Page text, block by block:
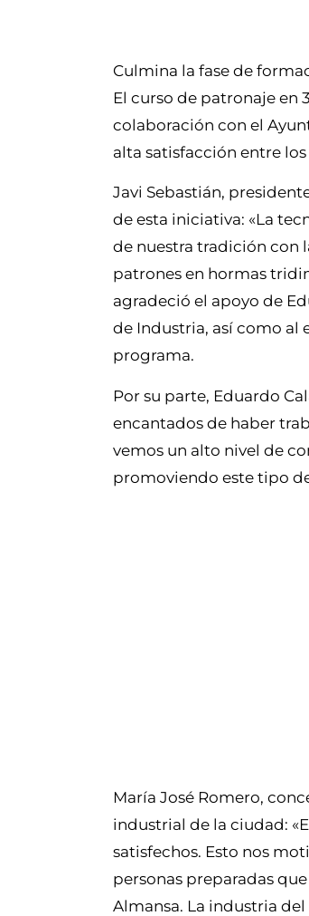
Culmina la fase de
El curso de patronaje en
colaboración con el
alta satisfacción entre
Javi Sebastián,
de esta iniciativa: «La
de nuestra tradición con
patrones en hormas
agradeció el apoyo de
de Industria, así como al
programa.
Por su parte, Eduardo
encantados de haber
vemos un alto nivel de
promoviendo este tipo
María José Romero,
industrial de la ciudad:
satisfechos. Esto nos
personas preparadas
Almansa. La industria